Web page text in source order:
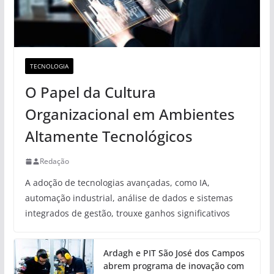
TECNOLOGIA
O Papel da Cultura
Organizacional em Ambientes
Altamente Tecnológicos
Redação
A adoção de tecnologias avançadas, como IA,
automação industrial, análise de dados e sistemas
integrados de gestão, trouxe ganhos significativos
Ardagh e PIT São José dos Campos
abrem programa de inovação com